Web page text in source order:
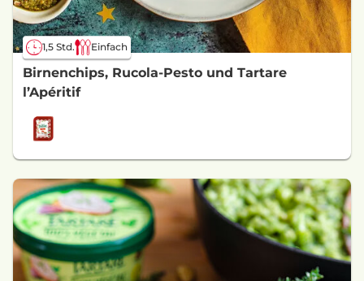
1,5 Std. Einfach
Birnenchips, Rucola-Pesto und Tartare
l’Apéritif